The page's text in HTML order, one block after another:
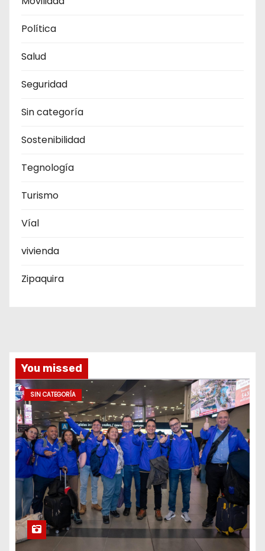
Política
Salud
Seguridad
Sin categoría
Sostenibilidad
Tegnología
Turismo
Víal
vivienda
Zipaquira
You missed
SIN CATEGORÍA